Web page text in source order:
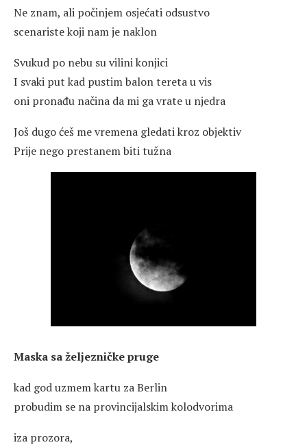
Ne znam, ali počinjem osjećati odsustvo
scenariste koji nam je naklon
Svukud po nebu su vilini konjici
I svaki put kad pustim balon tereta u vis
oni pronađu načina da mi ga vrate u njedra
Još dugo ćeš me vremena gledati kroz objektiv
Prije nego prestanem biti tužna
Maska sa željezničke pruge
kad god uzmem kartu za Berlin
probudim se na provincijalskim kolodvorima
iza prozora,